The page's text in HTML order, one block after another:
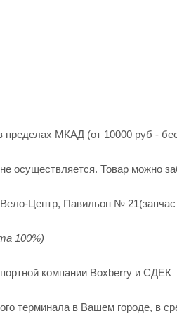
пределах МКАД (от 10000 руб -
осуществляется. Товар можно
Центр, Павильон №
100%)
компании Boxberry и СДЕК
терминала в Вашем городе, в